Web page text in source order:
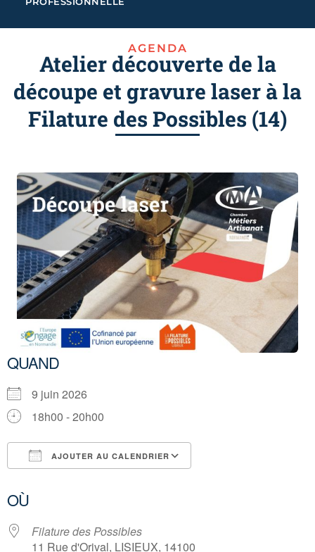
AGENDA
Atelier découverte de la
découpe et gravure laser à la
Filature des Possibles (14)
QUAND
9 juin 2026
18h00 - 20h00
AJOUTER AU CALENDRIER
OÙ
Filature des Possibles
11 Rue d'Orival, LISIEUX, 14100